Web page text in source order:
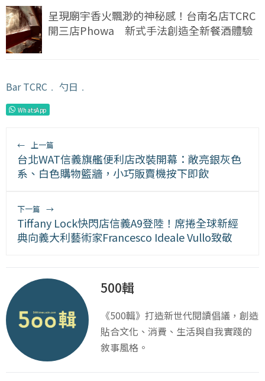
呈現廟宇香火飄渺的神秘感！台南名店TCRC
開三店Phowa 新式手法創造全新餐酒體驗
Bar TCRC ﹒ 勺日 ﹒
WhatsApp
← 上一篇
台北WAT信義旗艦便利店改裝開幕：敞亮銀灰色
系、白色購物籃牆，小巧販賣機按下即飲
下一篇 →
Tiffany Lock快閃店信義A9登陸！席捲全球新經
典向義大利藝術家Francesco Ideale Vullo致敬
500輯
《500輯》打造新世代閱讀倡議，創造
貼合文化、消費、生活與自我實踐的
敘事風格。